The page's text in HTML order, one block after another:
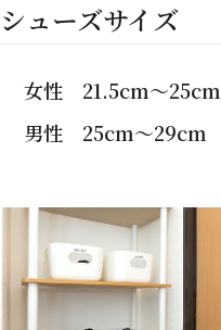
シューズサイズ
女性 21.5cm〜25cm
男性 25cm〜29cm